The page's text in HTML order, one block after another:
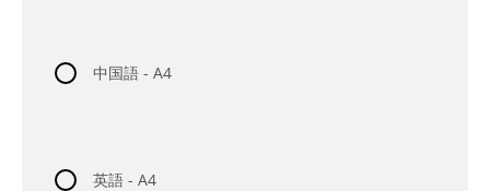
中国語 - A4
英語 - A4